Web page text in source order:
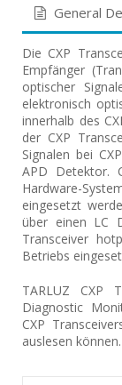
General
Die CXP
Empfänger
optischer
elektronisch
innerhalb des
der CXP
Signalen bei
APD Detektor.
Hardware-
eingesetzt
über einen LC
Transceiver
Betriebs
TARLUZ CXP
Diagnostic
CXP
auslesen können.